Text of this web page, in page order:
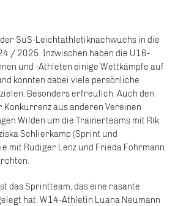
SuS-Leichtathletiknachwuchs in die
/ 2025. Inzwischen haben die U16-
und -Athleten einige Wettkämpfe auf
konnten dabei viele persönliche
Besonders erfreulich: Auch den
Konkurrenz aus anderen Vereinen
Wilden um die Trainerteams mit Rik
Schlierkamp (Sprint und
mit Rüdiger Lenz und Frieda Fohrmann
das Sprintteam, das eine rasante
hat. W14-Athletin Luana Neumann